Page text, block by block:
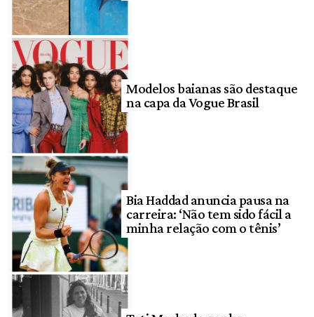
Modelos baianas são destaque
na capa da Vogue Brasil
Bia Haddad anuncia pausa na
carreira: ‘Não tem sido fácil a
minha relação com o tênis’